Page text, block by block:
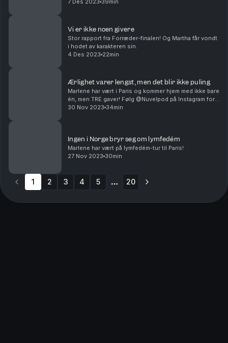
7 Des 2023 39min
Vi er ikke noen givere
Stor rapport fra Forræder-finalen! Og Martha får vondt
i hodet av karakteren sin.
4 Des 2023 22min
Ærlighet varer lengst, men det blir ikke puling
Marlene har vært i Paris og kommer hjem med ikke bare
én, men TRE gaver! Følg @Nuvelpod på Instagram for å
se gavene. Og - SPOILER - Marlene snakker endelig
30 Nov 2023 34min
Ingen i Norge bryr seg om lymfedém
Marlene har vært på lymfedém-tur til Paris!
27 Nov 2023 30min
1 2 3 4 5 20